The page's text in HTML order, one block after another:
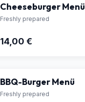
Cheeseburger Menü
Freshly prepared
14,00 €
BBQ-Burger Menü
Freshly prepared